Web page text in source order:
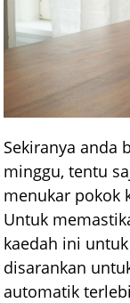
Sekiranya anda
minggu, tentu
menukar pokok
Untuk
kaedah ini
disarankan
automatik